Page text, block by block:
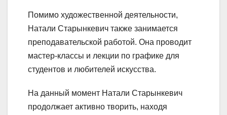
Помимо художественной деятельности,
Натали Старынкевич также занимается
преподавательской работой. Она проводит
мастер-классы и лекции по графике для
студентов и любителей искусства.
На данный момент Натали Старынкевич
продолжает активно творить, находя